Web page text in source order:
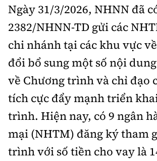
Tổng biên tập:Nguyễn Thị Hồng Nga
Phó Tổng biên tập:Nguyễn Sơn Tùng,
Nguyễn Đức Thắng, La Đức Hùng
Hotline:
0901 514 799
Quảng cáo và Phát hành:
0915 057 282
bandoc@baoxaydung.vn
Cấm sao chép dưới mọi hình thức nếu
chấp thuận bằng văn bản.
Ngày 31/3/2026, NHNN đã
2382/NHNN-TD gửi các
chi nhánh tại các khu vực
đổi bổ sung một số nội
về Chương trình và chỉ đạo
tích cực đẩy mạnh triển
trình. Hiện nay, có 9 ngân
mại (NHTM) đăng ký tham
trình với số tiền cho vay là